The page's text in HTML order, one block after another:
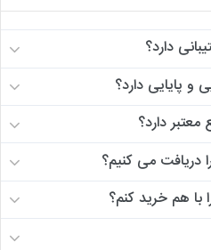
دارد؟
و پایایی دارد؟
دارد؟
دریافت می کنیم؟
با هم خرید کنم؟